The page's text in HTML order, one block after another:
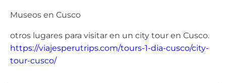
Museos en Cusco
otros lugares para visitar en un city tour en Cusco.
https://viajesperutrips.com/tours-1-dia-cusco/city-
tour-cusco/